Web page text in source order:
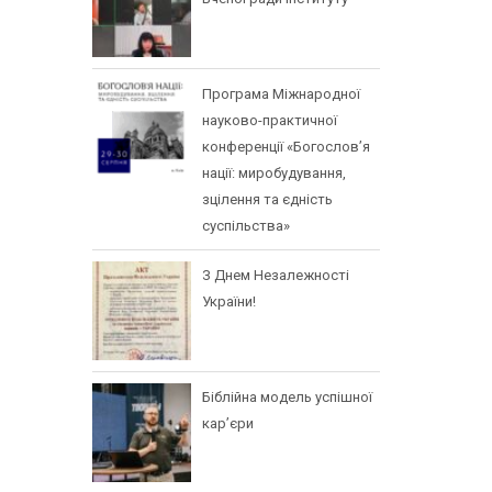
Програма Міжнародної
науково-практичної
конференції «Богослов’я
нації: миробудування,
зцілення та єдність
суспільства»
З Днем Незалежності
України!
Біблійна модель успішної
кар’єри